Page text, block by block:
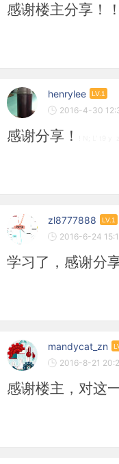
感谢楼主分享！
henrylee LV.1
2016-4-30
感谢分享！
zl8777888 LV.1
2016-6-24
学习了，感谢分
mandycat_zn
2016-8-21
感谢楼主，对这